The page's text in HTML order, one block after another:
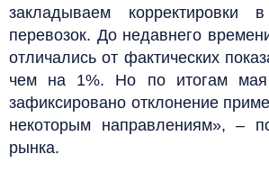
закладываем корректировки в
перевозок. До недавнего
отличались от фактических
чем на 1%. Но по итогам
зафиксировано отклонение
некоторым направлениям», –
рынка.